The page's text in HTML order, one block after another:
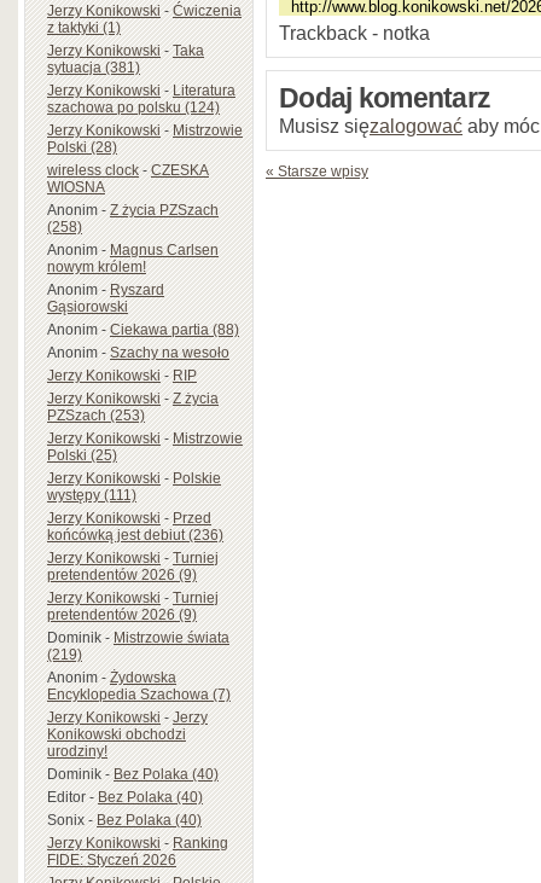
Jerzy Konikowski-Ćwiczenia
z taktyki (1)
Jerzy Konikowski-Taka
sytuacja (381)
Jerzy Konikowski-Literatura
szachowa po polsku (124)
Jerzy Konikowski-Mistrzowie
Polski (28)
wireless clock-CZESKA
WIOSNA
Anonim-Z życia PZSzach
(258)
Anonim-Magnus Carlsen
nowym królem!
Anonim-Ryszard
Gąsiorowski
Anonim-Ciekawa partia (88)
Anonim-Szachy na wesoło
Jerzy Konikowski-RIP
Jerzy Konikowski-Z życia
PZSzach (253)
Jerzy Konikowski-Mistrzowie
Polski (25)
Jerzy Konikowski-Polskie
występy (111)
Jerzy Konikowski-Przed
końcówką jest debiut (236)
Jerzy Konikowski-Turniej
pretendentów 2026 (9)
Jerzy Konikowski-Turniej
pretendentów 2026 (9)
Dominik-Mistrzowie świata
(219)
Anonim-Żydowska
Encyklopedia Szachowa (7)
Jerzy Konikowski-Jerzy
Konikowski obchodzi
urodziny!
Dominik-Bez Polaka (40)
Editor-Bez Polaka (40)
Sonix-Bez Polaka (40)
Jerzy Konikowski-Ranking
FIDE: Styczeń 2026
Trackback - notka
Dodaj komentarz
Musisz sięzalogować aby
« Starsze wpisy